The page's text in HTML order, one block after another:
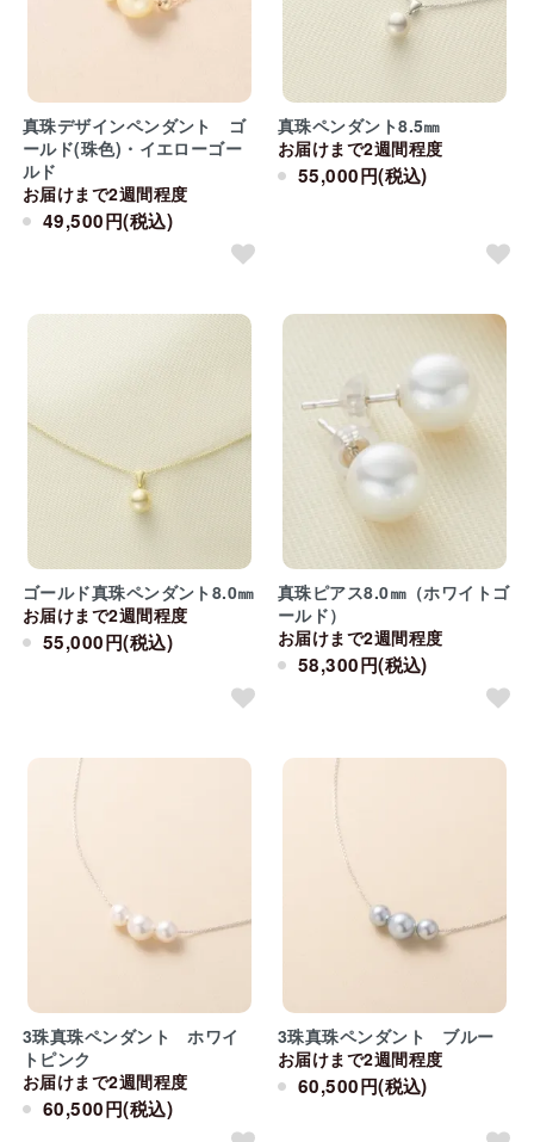
真珠デザインペンダント ゴ
ールド(珠色)・イエローゴー
ルド
お届けまで2週間程度
49,500円(税込)
真珠ペンダント8.5㎜
お届けまで2週間程度
55,000円(税込)
ゴールド真珠ペンダント8.0㎜
お届けまで2週間程度
55,000円(税込)
真珠ピアス8.0㎜（ホワイトゴ
ールド）
お届けまで2週間程度
58,300円(税込)
3珠真珠ペンダント ホワイ
トピンク
お届けまで2週間程度
60,500円(税込)
3珠真珠ペンダント ブルー
お届けまで2週間程度
60,500円(税込)